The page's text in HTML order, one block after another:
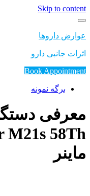
Skip to content
عوارض داروها
اثرات جانبی دارو
Book Appointment
برگه نمونه
معرفی
ماینر